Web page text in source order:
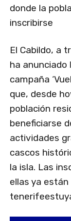
donde la
inscribirse
El Cabildo, a
ha anunciado
campaña
que, desde
población
beneficiarse
actividades
cascos
la isla. Las
ellas ya